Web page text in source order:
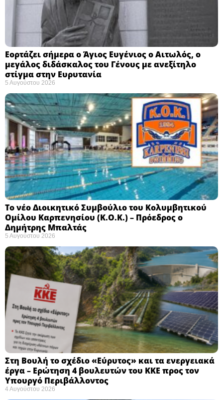
Εορτάζει σήμερα ο Άγιος Ευγένιος ο Αιτωλός, ο
μεγάλος διδάσκαλος του Γένους με ανεξίτηλο
στίγμα στην Ευρυτανία
5 Αυγούστου 2026
Το νέο Διοικητικό Συμβούλιο του Κολυμβητικού
Ομίλου Καρπενησίου (Κ.Ο.Κ.) – Πρόεδρος ο
Δημήτρης Μπαλτάς
5 Αυγούστου 2026
Στη Βουλή το σχέδιο «Εύρυτος» και τα ενεργειακά
έργα – Ερώτηση 4 βουλευτών του ΚΚΕ προς τον
Υπουργό Περιβάλλοντος
4 Αυγούστου 2026